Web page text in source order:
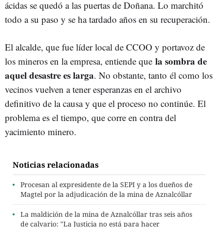
ácidas se quedó a las puertas de Doñana. Lo marchitó
todo a su paso y se ha tardado años en su recuperación.
El alcalde, que fue líder local de CCOO y portavoz de
los mineros en la empresa, entiende que la sombra de
aquel desastre es larga. No obstante, tanto él como los
vecinos vuelven a tener esperanzas en el archivo
definitivo de la causa y que el proceso no continúe. El
problema es el tiempo, que corre en contra del
yacimiento minero.
Noticias relacionadas
Procesan al expresidente de la SEPI y a los dueños de
Magtel por la adjudicación de la mina de Aznalcóllar
La maldición de la mina de Aznalcóllar tras seis años
de calvario: "La Justicia no está para hacer